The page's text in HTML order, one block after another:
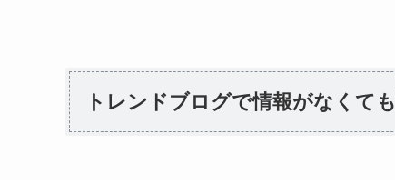
トレンドブログで情報がなくて